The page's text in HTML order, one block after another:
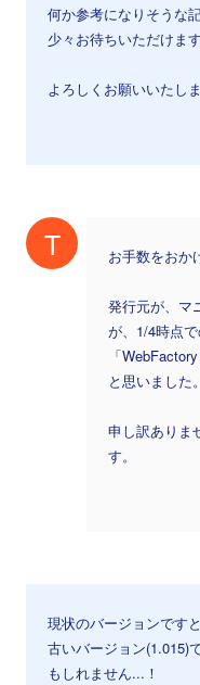
何か参考になりそうな
少々お待ちいただけま
よろしくお願いいたし
T お手数をおか
発行元が、マ
が、1/4時点
「
と思いました。
申し訳ありま
す。
現状のバージョンです
古いバージョン(1.015)
もしれません...！